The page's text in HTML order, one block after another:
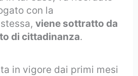
con la
viene sottratto da
di cittadinanza.
in vigore dai primi mesi